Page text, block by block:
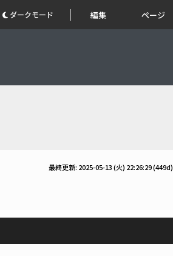
ダークモード 編集 ページ
最終更新: 2025-05-13 (火) 22:26:29(449d)